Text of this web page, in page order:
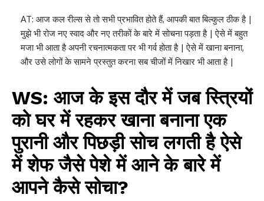
AT: आज कल रील्स से तो सभी प्रभावित होते हैं, आपकी बात बिल्कुल ठीक है |
मुझे भी रोज नए स्वाद और नए तरीकों के बारे में सोचना पड़ता है | ऐसे में बहुत
मजा भी आता है अपनी रचनात्मकता पर भी गर्व होता है | ऐसे में खाना बनाना,
और उसे लोगों के सामने प्रस्तुत करना सब चीजों में निखार भी आता है |
WS: आज के इस दौर में जब स्त्रियों
को घर में रहकर खाना बनाना एक
पुरानी और पिछड़ी सोच लगती है ऐसे
में शेफ जैसे पेशे में आने के बारे में
आपने कैसे सोचा?